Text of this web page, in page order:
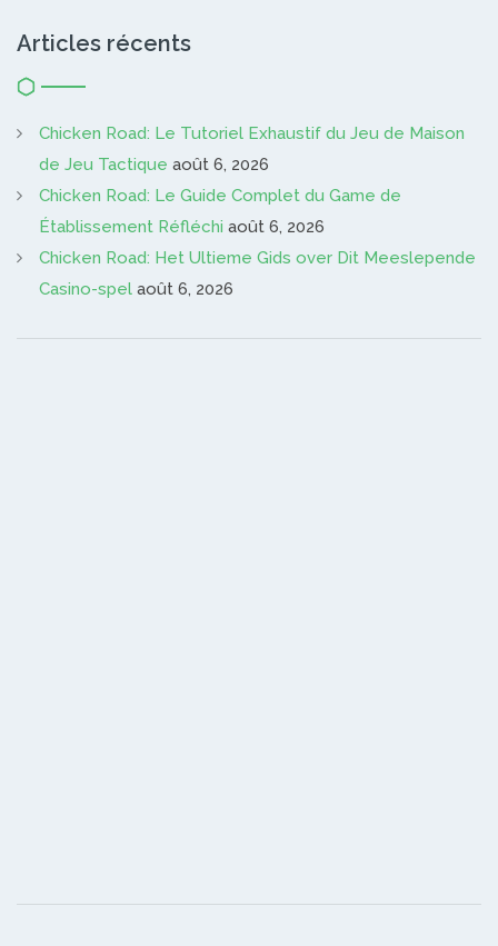
Articles récents
Chicken Road: Le Tutoriel Exhaustif du Jeu de Maison
de Jeu Tactique août 6, 2026
Chicken Road: Le Guide Complet du Game de
Établissement Réfléchi août 6, 2026
Chicken Road: Het Ultieme Gids over Dit Meeslepende
Casino-spel août 6, 2026